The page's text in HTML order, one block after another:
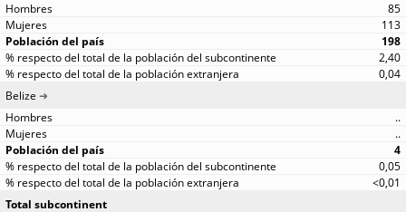
85
113
198
2,40
0,04
Belize
..
..
4
0,05
<0,01
Total subcontinent